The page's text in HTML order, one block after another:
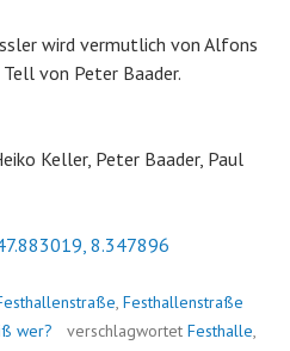
wird vermutlich von Alfons
von Peter Baader.
Keller, Peter Baader, Paul
8.347896
, Festhallenstraße
wer? verschlagwortet Festhalle,